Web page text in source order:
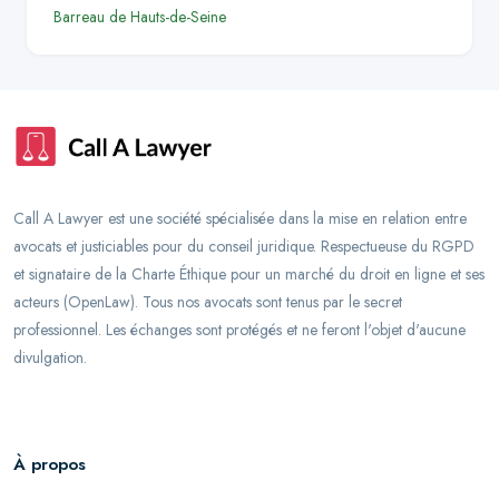
Barreau de Hauts-de-Seine
Call A Lawyer est une société spécialisée dans la mise en relation entre
avocats et justiciables pour du conseil juridique. Respectueuse du RGPD
et signataire de la Charte Éthique pour un marché du droit en ligne et ses
acteurs (OpenLaw). Tous nos avocats sont tenus par le secret
professionnel. Les échanges sont protégés et ne feront l'objet d'aucune
divulgation.
À propos